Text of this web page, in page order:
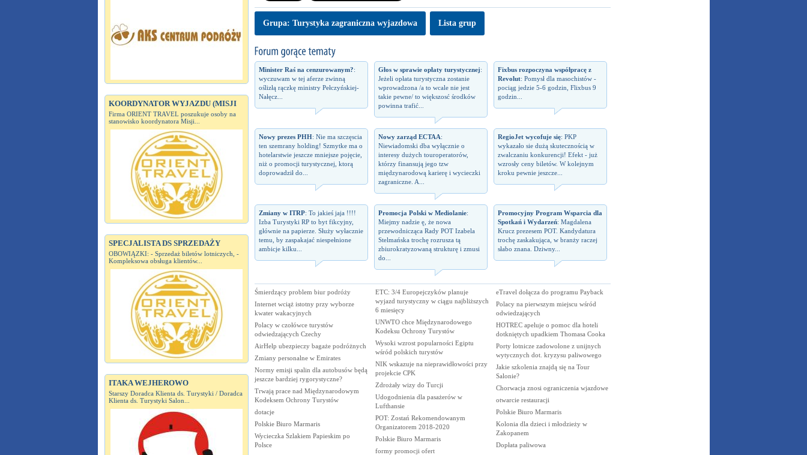
KOORDYNATOR WYJAZDU (MISJI
Firma ORIENT TRAVEL poszukuje osoby na
stanowisko koordynatora Misji...
SPECJALISTA DS SPRZEDAŻY
OBOWIĄZKI: - Sprzedaż biletów lotniczych, -
Kompleksowa obsługa klientów...
ITAKA WEJHEROWO
Starszy Doradca Klienta ds. Turystyki / Doradca
Klienta ds. Turystyki Salon...
Grupa: Turystyka zagraniczna wyjazdowa Lista grup
Minister Raś na cenzurowanym?:
wyczuwam w tej aferze zwinną
oślizłą rączkę ministry Pełczyńskiej-
Nałęcz...
Głos w sprawie opłaty turystycznej:
Jeżeli opłata turystyczna zostanie
wprowadzona /a to wcale nie jest
takie pewne/ to większosć środków
powinna trafić...
Fixbus rozpoczyna współpracę z
Revolut: Pomysł dla masochistów -
pociąg jedzie 5-6 godzin, Flixbus 9
godzin...
Nowy prezes PHH: Nie ma szczęscia
ten szemrany holding! Szmytke ma o
hotelarstwie jeszcze mniejsze pojęcie,
niż o promocji turystycznej, ktorą
doprowadził do...
Nowy zarząd ECTAA:
Niewiadomski dba wyłącznie o
interesy dużych touroperatorów,
którzy finansują jego tzw
międzynarodową karierę i wycieczki
zagraniczne. A...
RegioJet wycofuje się: PKP
wykazało sie dużą skutecznością w
zwalczaniu konkurencji! Efekt - już
wzrosły ceny biletów. W kolejnym
kroku pewnie jeszcze...
Zmiany w ITRP: To jakieś jaja !!!!
Izba Turystyki RP to byt fikcyjny,
głównie na papierze. Służy wyłacznie
temu, by zaspakajać niespełnione
ambicje kilku...
Promocja Polski w Mediolanie:
Miejmy nadzie ę, że nowa
przewodnicząca Rady POT Izabela
Stelmańska trochę rozrusza tą
zbiurokratyzowaną strukturę i zmusi
do...
Promocyjny Program Wsparcia dla
Spotkań i Wydarzeń: Magdalena
Krucz prezesem POT. Kandydatura
trochę zaskakująca, w branży raczej
słabo znana. Dziwny...
Śmierdzący problem biur podróży
Internet wciąż istotny przy wyborze
kwater wakacyjnych
Polacy w czołówce turystów
odwiedzających Czechy
AirHelp ubezpieczy bagaże podróżnych
Zmiany personalne w Emirates
Normy emisji spalin dla autobusów będą
jeszcze bardziej rygorystyczne?
Trwają prace nad Międzynarodowym
Kodeksem Ochrony Turystów
dotacje
Polskie Biuro Marmaris
Wycieczka Szlakiem Papieskim po
Polsce
ETC: 3/4 Europejczyków planuje
wyjazd turystyczny w ciągu najbliższych
6 miesięcy
UNWTO chce Międzynarodowego
Kodeksu Ochrony Turystów
Wysoki wzrost popularności Egiptu
wśród polskich turystów
NIK wskazuje na nieprawidłowości przy
projekcie CPK
Zdrożały wizy do Turcji
Udogodnienia dla pasażerów w
Lufthansie
POT: Zostań Rekomendowanym
Organizatorem 2018-2020
Polskie Biuro Marmaris
formy promocji ofert
eTravel dołącza do programu Payback
Polacy na pierwszym miejscu wśród
odwiedzających
HOTREC apeluje o pomoc dla hoteli
dotkniętych upadkiem Thomasa Cooka
Porty lotnicze zadowolone z unijnych
wytycznych dot. kryzysu paliwowego
Jakie szkolenia znajdą się na Tour
Salonie?
Chorwacja znosi ograniczenia wjazdowe
otwarcie restauracji
Polskie Biuro Marmaris
Kolonia dla dzieci i młodzieży w
Zakopanem
Dopłata paliwowa